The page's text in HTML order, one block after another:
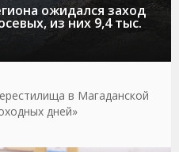
ожидался заход
из них 9,4 тыс.
в Магаданской
дней»